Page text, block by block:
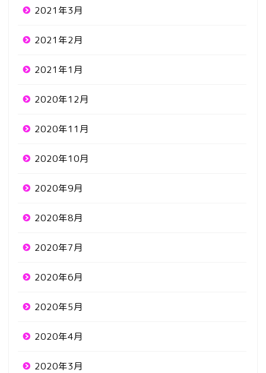
2021年3月
2021年2月
2021年1月
2020年12月
2020年11月
2020年10月
2020年9月
2020年8月
2020年7月
2020年6月
2020年5月
2020年4月
2020年3月